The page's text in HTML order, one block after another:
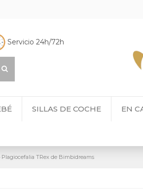
Servicio 24h/72h
SILLAS DE COCHE EN
TRex de Bimbidreams